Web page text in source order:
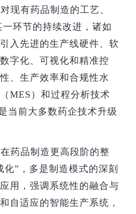
现有药品制造的工艺、
环节的持续改进，诸如
入先进的生产线硬件、软
字化、可视化和精准控
、生产效率和合规性水
MES）和过程分析技术
当前大多数药企技术升级
药品制造更高段阶的整
”，多是制造模式的深刻
用，强调系统性的融合与
自适应的智能生产系统，